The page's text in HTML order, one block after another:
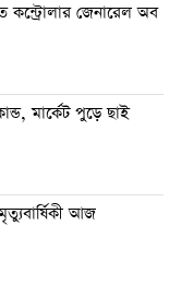
কন্ট্রোলার জেনারেল অব
মার্কেট পুড়ে ছাই
আজ